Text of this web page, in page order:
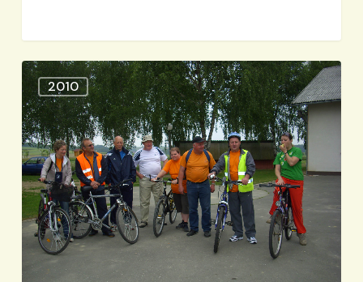
Kolesarjenje
v
Sv.Trojico
2010